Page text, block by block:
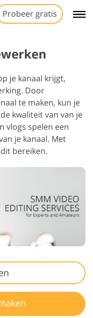
Probeer gratis
je kanaal krijgt,
Door
te maken, kun je
kwaliteit van van je
vlogs spelen een
je kanaal. Met
bereiken.